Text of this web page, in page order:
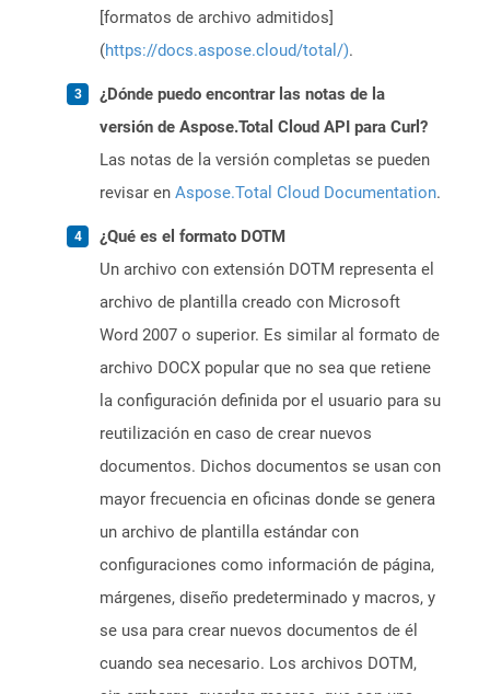
[formatos de archivo admitidos]
(https://docs.aspose.cloud/total/).
¿Dónde puedo encontrar las notas de la
versión de Aspose.Total Cloud API para Curl?
Las notas de la versión completas se pueden
revisar en Aspose.Total Cloud Documentation.
¿Qué es el formato DOTM
Un archivo con extensión DOTM representa el
archivo de plantilla creado con Microsoft
Word 2007 o superior. Es similar al formato de
archivo DOCX popular que no sea que retiene
la configuración definida por el usuario para su
reutilización en caso de crear nuevos
documentos. Dichos documentos se usan con
mayor frecuencia en oficinas donde se genera
un archivo de plantilla estándar con
configuraciones como información de página,
márgenes, diseño predeterminado y macros, y
se usa para crear nuevos documentos de él
cuando sea necesario. Los archivos DOTM,